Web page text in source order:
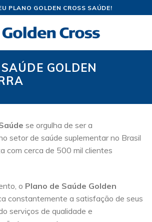
PLANO GOLDEN CROSS SAÚDE!
GOLDEN
se orgulha de ser a
setor de saúde suplementar no Brasil
com cerca de 500 mil clientes
o Plano de Saúde Golden
constantemente a satisfação de seus
serviços de qualidade e